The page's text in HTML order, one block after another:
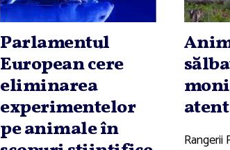
Parlamentul
European cere
eliminarea
experimentelor
pe animale în
Rangerii